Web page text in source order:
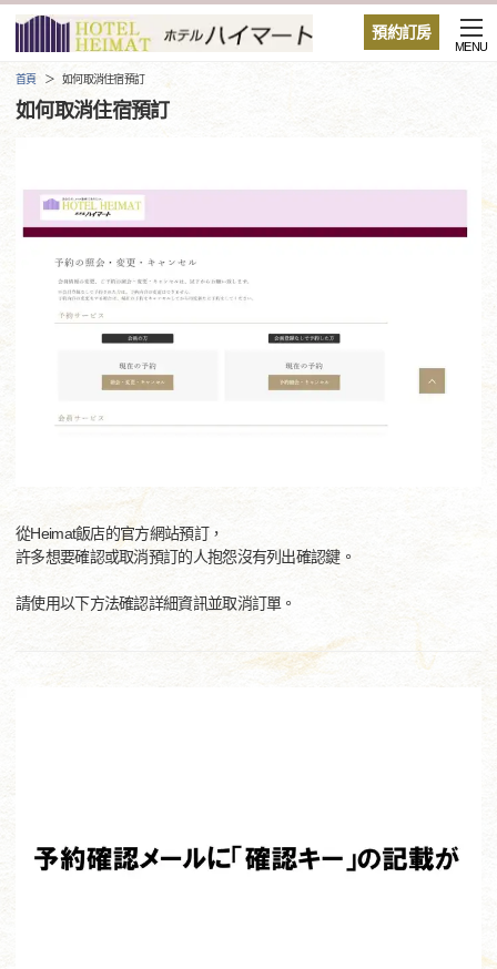
預約訂房
MENU
首頁 如何取消住宿預訂
如何取消住宿預訂
從Heimat飯店的官方網站預訂，
許多想要確認或取消預訂的人抱怨沒有列出確認鍵。
請使用以下方法確認詳細資訊並取消訂單。